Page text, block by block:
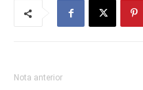
Nota anterior